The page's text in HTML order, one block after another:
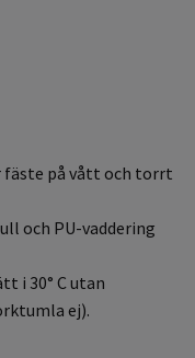
fäste på vått och torrt
och PU-vaddering
i 30° C utan
ej).